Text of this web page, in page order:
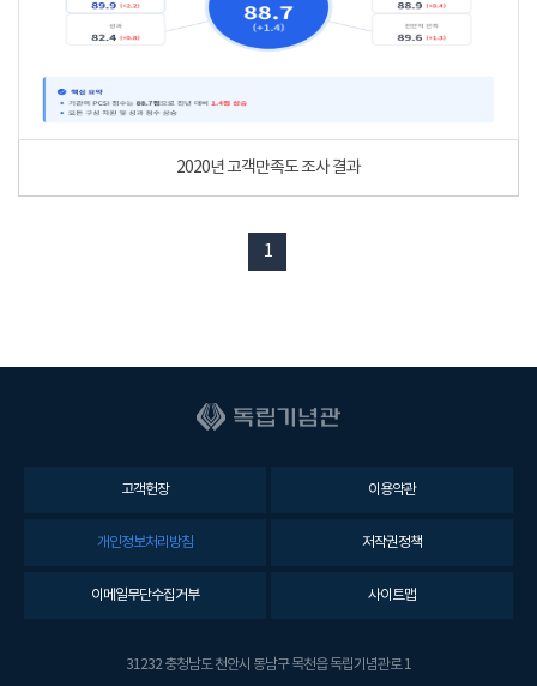
2020년 고객만족도 조사 결과
1
고객헌장 이용약관
개인정보처리방침 저작권정책
이메일무단수집거부 사이트맵
31232 충청남도 천안시 동남구 목천읍 독립기념관로 1